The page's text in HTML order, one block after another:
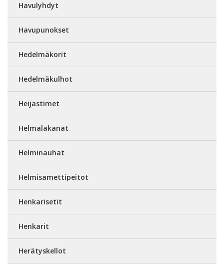
Havulyhdyt
Havupunokset
Hedelmäkorit
Hedelmäkulhot
Heijastimet
Helmalakanat
Helminauhat
Helmisamettipeitot
Henkarisetit
Henkarit
Herätyskellot